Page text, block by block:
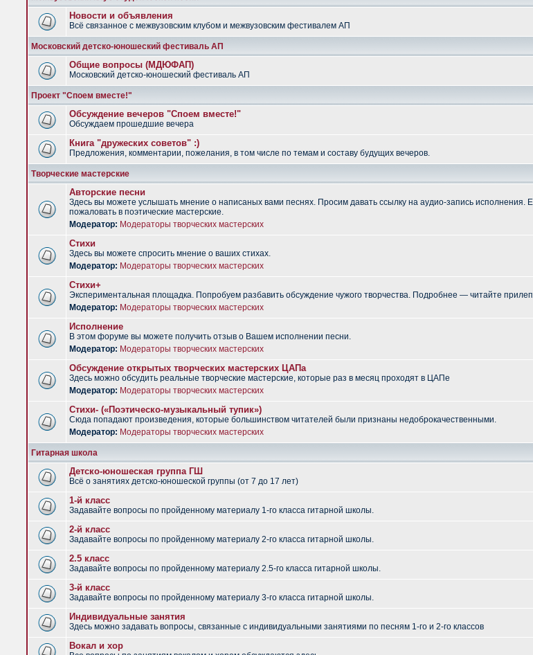
Новости и объявления
Всё связанное с межвузовским клубом и межвузовским фестивалем АП
Московский детско-юношеский фестиваль АП
Общие вопросы (МДЮФАП)
Московский детско-юношеский фестиваль АП
Проект "Споем вместе!"
Обсуждение вечеров "Споем вместе!"
Обсуждаем прошедшие вечера
Книга "дружеских советов" :)
Предложения, комментарии, пожелания, в том числе по темам и составу будущих вечеров.
Творческие мастерские
Авторские песни
Здесь вы можете услышать мнение о написаных вами песнях. Просим давать ссылку на аудио-запись исполнения.
пожаловать в поэтические мастерские.
Модератор: Модераторы творческих мастерских
Стихи
Здесь вы можете спросить мнение о ваших стихах.
Модератор: Модераторы творческих мастерских
Стихи+
Экспериментальная площадка. Попробуем разбавить обсуждение чужого творчества. Подробнее — читайте
Модератор: Модераторы творческих мастерских
Исполнение
В этом форуме вы можете получить отзыв о Вашем исполнении песни.
Модератор: Модераторы творческих мастерских
Обсуждение открытых творческих мастерских ЦАПа
Здесь можно обсудить реальные творческие мастерские, которые раз в месяц проходят в ЦАПе
Модератор: Модераторы творческих мастерских
Стихи- («Поэтическо-музыкальный тупик»)
Сюда попадают произведения, которые большинством читателей были признаны недоброкачественными.
Модератор: Модераторы творческих мастерских
Гитарная школа
Детско-юношеская группа ГШ
Всё о занятиях детско-юношеской группы (от 7 до 17 лет)
1-й класс
Задавайте вопросы по пройденному материалу 1-го класса гитарной школы.
2-й класс
Задавайте вопросы по пройденному материалу 2-го класса гитарной школы.
2.5 класс
Задавайте вопросы по пройденному материалу 2.5-го класса гитарной школы.
3-й класс
Задавайте вопросы по пройденному материалу 3-го класса гитарной школы.
Индивидуальные занятия
Здесь можно задавать вопросы, связанные с индивидуальными занятиями по песням 1-го и 2-го классов
Вокал и хор